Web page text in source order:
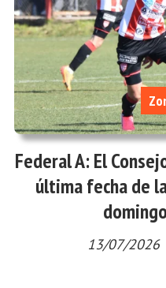
Federal A: El
última fecha de
13/07/2026